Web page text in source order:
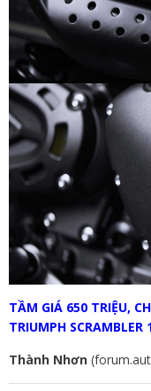
TẦM GIÁ 650 TRIỆU,
TRIUMPH SCRAMBLER
Thành Nhơn